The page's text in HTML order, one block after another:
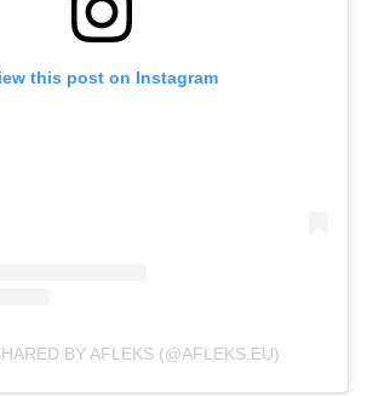
this post on Instagram
BY AFLEKS (@AFLEKS.EU)